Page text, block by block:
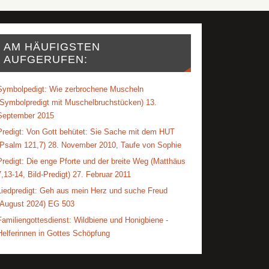
AM HÄUFIGSTEN
AUFGERUFEN:
Wie zerbrochene Muscheln
mit Muschelbruchstücken) 13.
2015
Von Gott behütet: Sie Sache mit dem HUT
121,7) 28. November 2010, Taufe von Sophie
Die enge Pforte und der breite Weg (Matthäus
14, Bild-Predigt) 27. Februar 2011
Geh aus mein Herz und suche Freud
2024) EG 503
Wildbiene und Honigbiene -
in Gottes Schöpfung